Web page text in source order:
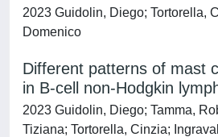
2023 Guidolin, Diego; Tortorella,
Domenico
Different patterns of mast
in B-cell non-Hodgkin
2023 Guidolin, Diego; Tamma,
Tiziana; Tortorella, Cinzia;